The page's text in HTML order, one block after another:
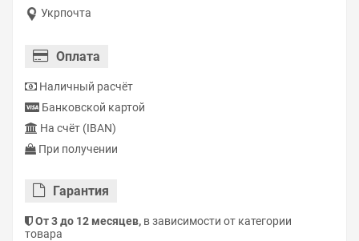
Укрпочта
Оплата
Наличный расчёт
Банковской картой
На счёт (IBAN)
При получении
Гарантия
От 3 до 12 месяцев, в зависимости от категории
товара